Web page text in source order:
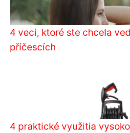
4 veci, ktoré ste chcela
příčescích
4 praktické využitia